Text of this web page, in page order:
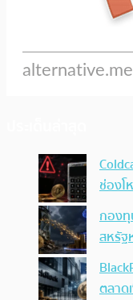
ช่องโ
กองทุ
สหรัฐ
ตลาด